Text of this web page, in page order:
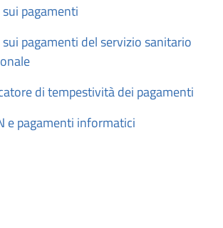
pagamenti
pagamenti del servizio sanitario
di tempestività dei pagamenti
e pagamenti informatici